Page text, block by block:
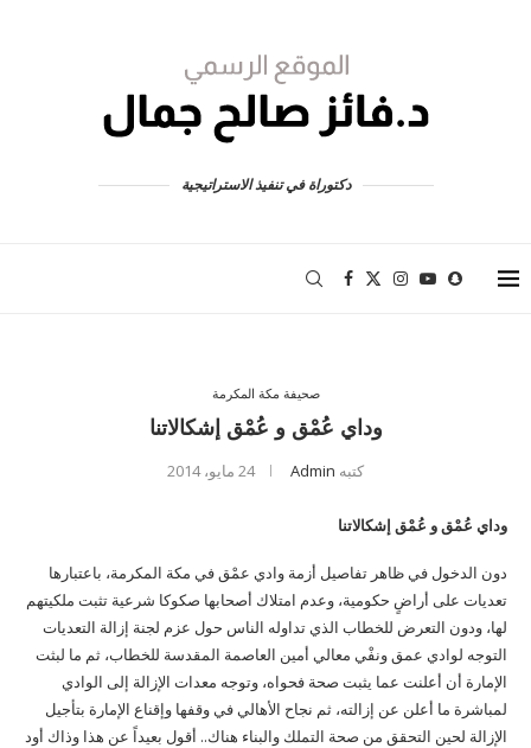
دكتوراة في تنفيذ الاستراتيجية
صحيفة مكة المكرمة
وداي عُمْق و عُمْق إشكالاتنا
كتبه Admin 24 مايو، 2014
وداي عُمْق و عُمْق إشكالاتنا
دون الدخول في ظاهر تفاصيل أزمة وادي عمْق في مكة المكرمة، باعتبارها
تعديات على أراضٍ حكومية، وعدم امتلاك أصحابها صكوكا شرعية تثبت ملكيتهم
لها، ودون التعرض للخطاب الذي تداوله الناس حول عزم لجنة إزالة التعديات
التوجه لوادي عمق ونفْي معالي أمين العاصمة المقدسة للخطاب، ثم ما لبثت
الإمارة أن أعلنت عما يثبت صحة فحواه، وتوجه معدات الإزالة إلى الوادي
لمباشرة ما أعلن عن إزالته، ثم نجاح الأهالي في وقفها وإقناع الإمارة بتأجيل
الإزالة لحين التحقق من صحة التملك والبناء هناك.. أقول بعيداً عن هذا وذاك أود